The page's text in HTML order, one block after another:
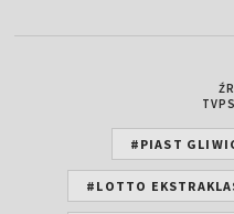
#PIAST
#LOTTO